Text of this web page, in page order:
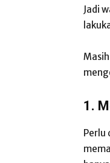
Jadi
1.
Perlu